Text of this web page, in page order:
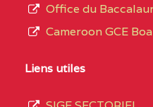
CENTRE
du
Office du
Cameroon GCE
Liens utiles